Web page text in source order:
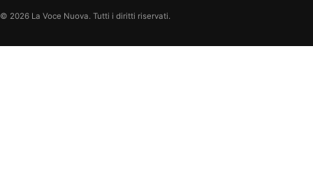
© 2026 La Voce Nuova. Tutti i diritti riservati.